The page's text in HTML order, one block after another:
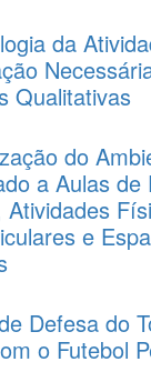
da
Qualitativas
do
a Aulas
Atividades
e
Defesa do
o Futebol